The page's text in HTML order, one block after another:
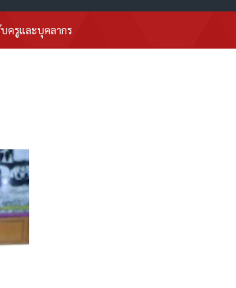
ครูและบุคลากร